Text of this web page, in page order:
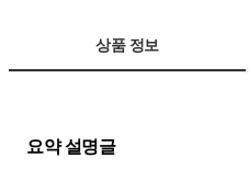
상품 정보
요약 설명글